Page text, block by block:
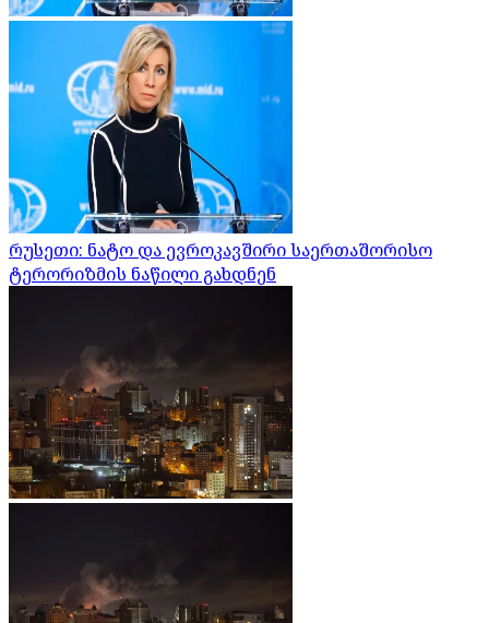
რუსეთი: ნატო და ევროკავშირი საერთაშორისო
ტერორიზმის ნაწილი გახდნენ